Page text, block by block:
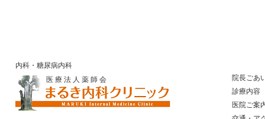
内科・糖尿病内科
医 療 法 人 薬 師 会
院長ごあ
診療内容
医院ご案